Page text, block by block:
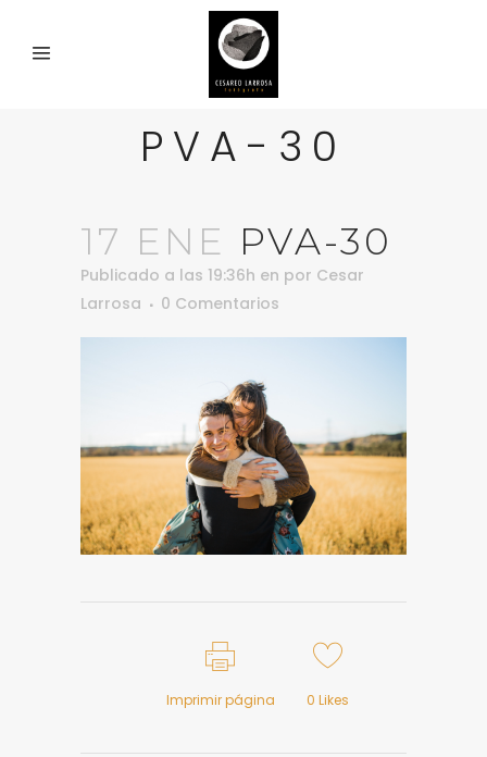
PVA-30
17 ENE PVA-30
Publicado a las 19:36h en por Cesar
Larrosa
0 Comentarios
Imprimir página 0 Likes